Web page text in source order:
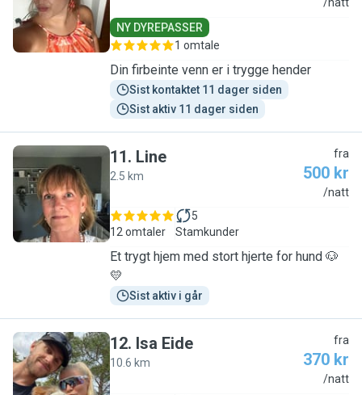
NY DYREPASSER
1 omtale
Din firbeinte venn er i trygge hender
Sist kontaktet 11 dager siden
Sist aktiv 11 dager siden
L
11. Line
2.5 km
fra
500 kr
/natt
12 omtaler
5
Stamkunder
Et trygt hjem med stort hjerte for hund 🐶
💛
Sist aktiv i går
I
12. Isa Eide
10.6 km
fra
370 kr
/natt